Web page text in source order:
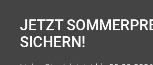
JETZT
SICHERN!